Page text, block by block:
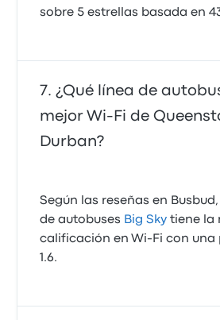
sobre 5 estrellas basada en
¿Qué línea de
mejor Wi‑Fi de
Durban?
Según las reseñas en
de autobuses Big Sky tiene la
calificación en Wi‑Fi con
1.6.